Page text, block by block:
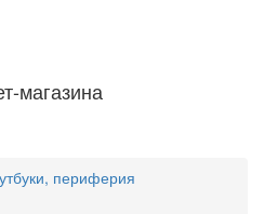
магазина
периферия